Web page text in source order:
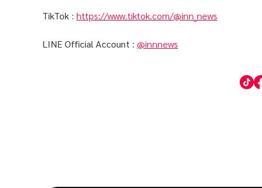
TikTok : https://www.tiktok.com/@inn_news
LINE Official Account : @innnews